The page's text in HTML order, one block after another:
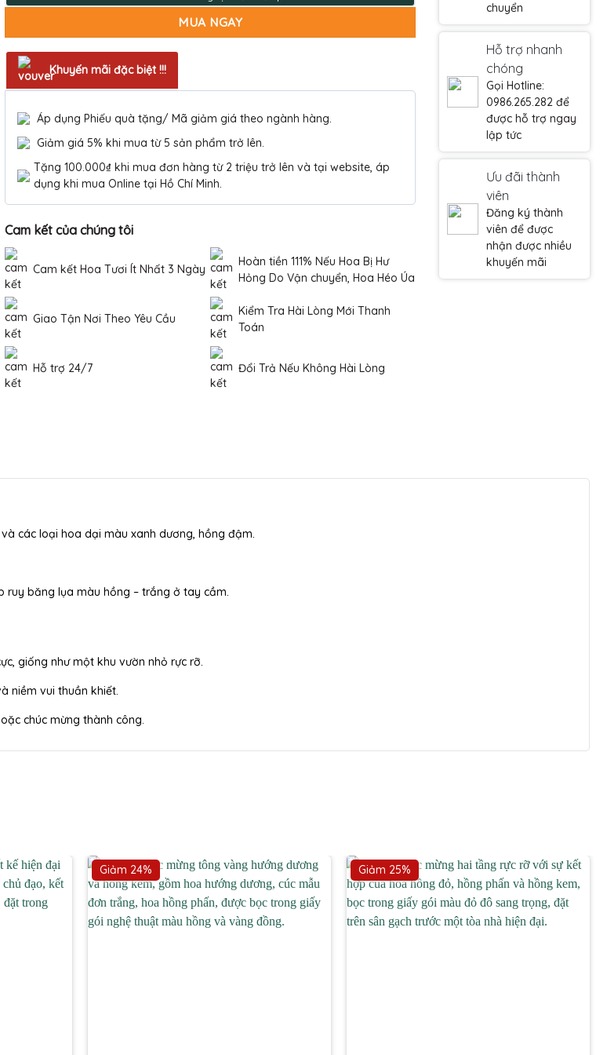
MUA NGAY
Khuyến mãi đặc biệt !!!
Áp dụng Phiếu quà tặng/ Mã giảm giá theo ngành hàng.
Giảm giá 5% khi mua từ 5 sản phẩm trở lên.
Tặng 100.000₫ khi mua đơn hàng từ 2 triệu trở lên và tại website, áp
dụng khi mua Online tại Hồ Chí Minh.
Cam kết của chúng tôi
Cam kết Hoa Tươi Ít Nhất 3 Ngày
Hoàn tiền 111% Nếu Hoa Bị Hư
Hỏng Do Vận chuyển, Hoa Héo Úa
Giao Tận Nơi Theo Yêu Cầu
Kiểm Tra Hài Lòng Mới Thanh
Toán
Hỗ trợ 24/7 Đổi Trả Nếu Không Hài Lòng
chuyển
Hỗ trợ nhanh
chóng
Gọi Hotline:
0986.265.282 để
được hỗ trợ ngay
lập tức
Ưu đãi thành
viên
Đăng ký thành
viên để được
nhận được nhiều
khuyến mãi
các loại hoa dại màu xanh dương, hồng đậm.
băng lụa màu hồng – trắng ở tay cầm.
giống như một khu vườn nhỏ rực rỡ.
niềm vui thuần khiết.
chúc mừng thành công.
Giảm 24% Giảm 25%